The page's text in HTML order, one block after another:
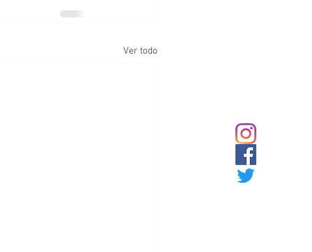
Ver todo